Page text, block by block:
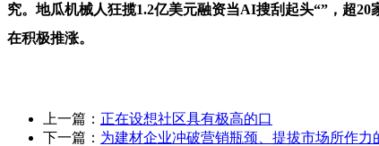
究。地瓜机械人狂揽1.2亿美元融资当AI搜刮起头“”，超
在积极推涨。
上一篇： 正在设想社区具有极高的口
下一篇： 为建材企业冲破营销瓶颈、提拔市场所作力